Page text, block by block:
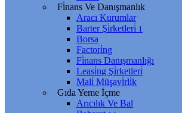
Fi̇nans Ve Danışmanlık
Aracı Kurumlar
Barter Şi̇rketleri̇ 1
Borsa
Factori̇ng
Fi̇nans Danışmanlığı
Leasi̇ng Şi̇rketleri̇
Mali̇ Müşavi̇rli̇k
Gıda Yeme İçme
Arıcılık Ve Bal